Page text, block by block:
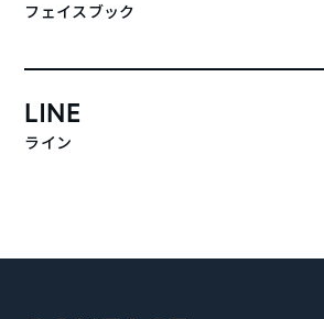
フェイスブック
LINE
ライン